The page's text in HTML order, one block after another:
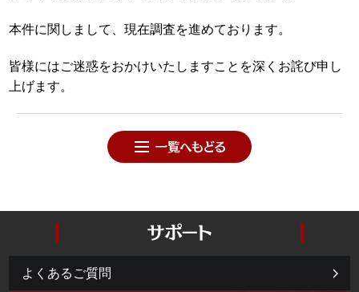
本件に関しまして、現在調査を進めております。
皆様にはご迷惑をおかけいたしますことを深くお詫び申し
上げます。
よくあるご質問